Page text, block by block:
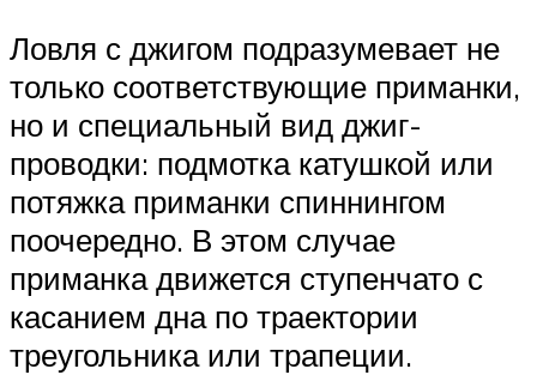
Ловля с джигом подразумевает не
только соответствующие приманки,
но и специальный вид джиг-
проводки: подмотка катушкой или
потяжка приманки спиннингом
поочередно. В этом случае
приманка движется ступенчато с
касанием дна по траектории
треугольника или трапеции.